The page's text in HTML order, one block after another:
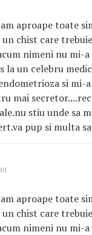
aproape toate
chist care
nimeni nu mi-
la un celebru
si mi-a
mai
stiu unde sa
pup si multa
aproape toate
chist care
nimeni nu mi-